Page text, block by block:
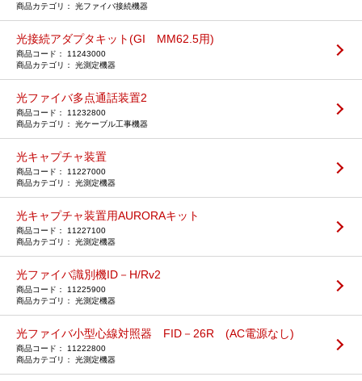
光ファイバ接続機器
光接続アダプタキット(GI MM62.5用)
11243000
光測定機器
光ファイバ多点通話装置2
11232800
光ケーブル工事機器
光キャプチャ装置
11227000
光測定機器
光キャプチャ装置用AURORAキット
11227100
光測定機器
光ファイバ識別機ID－H/Rv2
11225900
光測定機器
光ファイバ小型心線対照器 FID－26R (AC電源なし)
11222800
光測定機器